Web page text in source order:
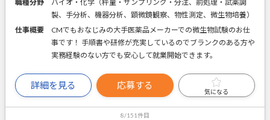
職種分野
バイオ・化学（秤量・サンプリング・分注、前処理・試薬調
製、手分析、機器分析、顕微鏡観察、物性測定、微生物培養）
仕事概要
CMでもおなじみの大手医薬品メーカーでの微生物試験のお仕
事です！ 手順書や研修が充実しているのでブランクのある方や
実務経験のない方でも安心して就業開始できます。
詳細を見る 応募する
気になる
8/151件目